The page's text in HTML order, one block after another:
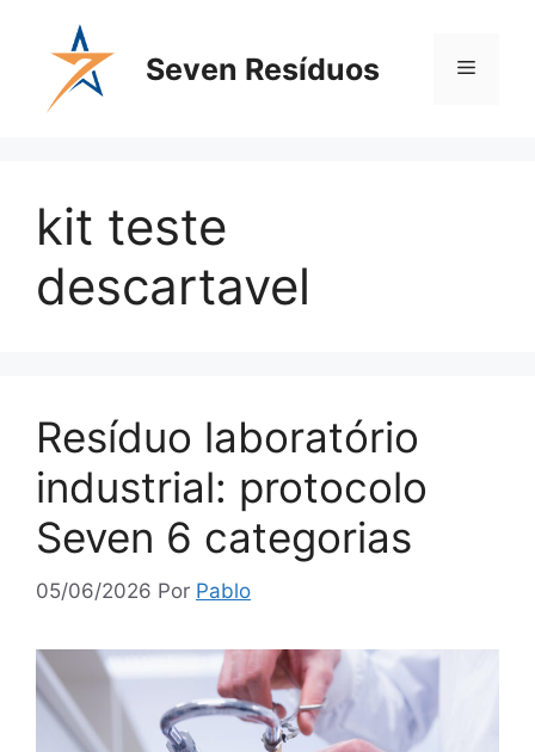
Seven Resíduos
kit teste
descartavel
Resíduo laboratório
industrial: protocolo
Seven 6 categorias
05/06/2026 Por Pablo